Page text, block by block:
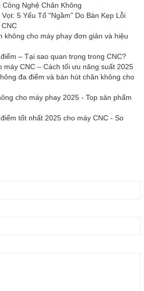
Nghệ Chân Không
5 Yếu Tố "Ngầm" Do Bàn Kẹp Lỗi
không cho máy phay đơn giản và hiệu
– Tại sao quan trọng trong CNC?
máy CNC – Cách tối ưu năng suất 2025
đa điểm và bàn hút chân không cho
cho máy phay 2025 - Top sản phẩm
tốt nhất 2025 cho máy CNC - So